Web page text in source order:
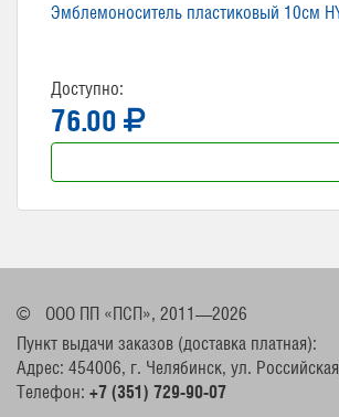
Эмблемоноситель пластиковый 10см
Доступно:
76.00
©
ООО ПП «ПСП», 2011—2026
Пункт выдачи заказов (доставка платная):
Адрес: 454006, г. Челябинск, ул.
Телефон: +7 (351) 729-90-07